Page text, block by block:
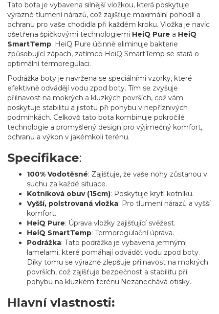
Tato bota je vybavena silnější vložkou, která poskytuje
výrazné tlumení nárazů, což zajišťuje maximální pohodlí a
ochranu pro vaše chodidla při každém kroku. Vložka je navíc
ošetřena špičkovými technologiemi HeiQ Pure a HeiQ
SmartTemp. HeiQ Pure účinně eliminuje bakterie
způsobující zápach, zatímco HeiQ SmartTemp se stará o
optimální termoregulaci.
Podrážka boty je navržena se speciálními vzorky, které
efektivně odvádějí vodu zpod boty. Tím se zvyšuje
přilnavost na mokrých a kluzkých površích, což vám
poskytuje stabilitu a jistotu při pohybu v nepříznivých
podmínkách. Celkově tato bota kombinuje pokročilé
technologie a promyšlený design pro výjimečný komfort,
ochranu a výkon v jakémkoli terénu.
Specifikace:
100% Vodotěsné: Zajišťuje, že vaše nohy zůstanou v
suchu za každé situace.
Kotníková obuv (15cm): Poskytuje krytí kotníku.
Vyšší, polstrovaná vložka: Pro tlumení nárazů a vyšší
komfort.
HeiQ Pure: Úprava vložky zajišťující svěžest.
HeiQ SmartTemp: Termoregulační úprava.
Podrážka: Tato podrážka je vybavena jemnými
lamelami, které pomáhají odvádět vodu zpod boty.
Díky tomu se výrazně zlepšuje přilnavost na mokrých
površích, což zajišťuje bezpečnost a stabilitu při
pohybu na kluzkém terénu.Nezanechává otisky.
Hlavní vlastnosti: